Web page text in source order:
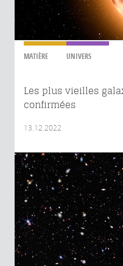
MATIÈRE UNIVERS
Les plus vieilles
confirmées
13.12.2022